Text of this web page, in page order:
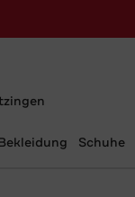
Schuhe